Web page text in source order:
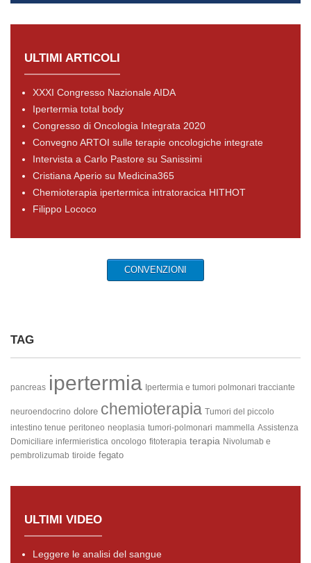
ULTIMI ARTICOLI
XXXI Congresso Nazionale AIDA
Ipertermia total body
Congresso di Oncologia Integrata 2020
Convegno ARTOI sulle terapie oncologiche integrate
Intervista a Carlo Pastore su Sanissimi
Cristiana Aperio su Medicina365
Chemioterapia ipertermica intratoracica HITHOT
Filippo Lococo
CONVENZIONI
TAG
pancreas ipertermia Ipertermia e tumori polmonari tracciante
neuroendocrino dolore chemioterapia Tumori del piccolo
intestino tenue peritoneo neoplasia tumori-polmonari mammella Assistenza
Domiciliare infermieristica oncologo fitoterapia terapia Nivolumab e
pembrolizumab tiroide fegato
ULTIMI VIDEO
Leggere le analisi del sangue